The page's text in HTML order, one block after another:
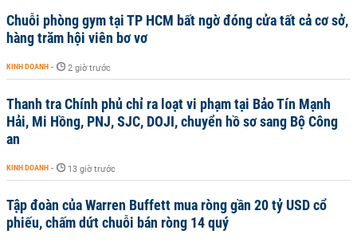
Chuỗi phòng gym tại TP HCM bất ngờ đóng cửa tất cả cơ sở,
hàng trăm hội viên bơ vơ
KINH DOANH - 2 giờ trước
Thanh tra Chính phủ chỉ ra loạt vi phạm tại Bảo Tín Mạnh
Hải, Mi Hồng, PNJ, SJC, DOJI, chuyển hồ sơ sang Bộ Công
an
KINH DOANH - 13 giờ trước
Tập đoàn của Warren Buffett mua ròng gần 20 tỷ USD cổ
phiếu, chấm dứt chuỗi bán ròng 14 quý